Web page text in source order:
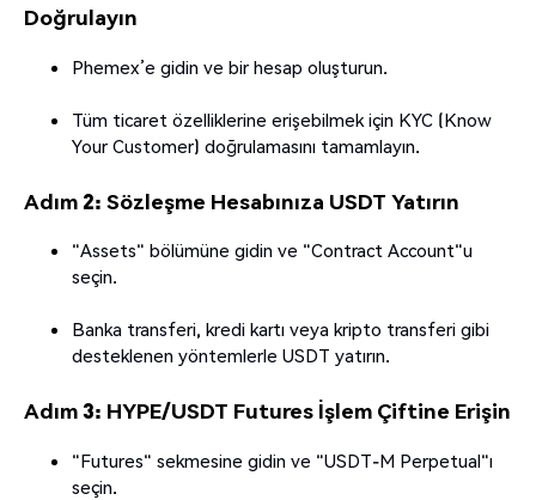
Doğrulayın
Phemex’e gidin ve bir hesap oluşturun.
Tüm ticaret özelliklerine erişebilmek için KYC (Know
Your Customer) doğrulamasını tamamlayın.
Adım 2: Sözleşme Hesabınıza USDT Yatırın
"Assets" bölümüne gidin ve "Contract Account"u
seçin.
Banka transferi, kredi kartı veya kripto transferi gibi
desteklenen yöntemlerle USDT yatırın.
Adım 3: HYPE/USDT Futures İşlem Çiftine Erişin
"Futures" sekmesine gidin ve "USDT-M Perpetual"ı
seçin.